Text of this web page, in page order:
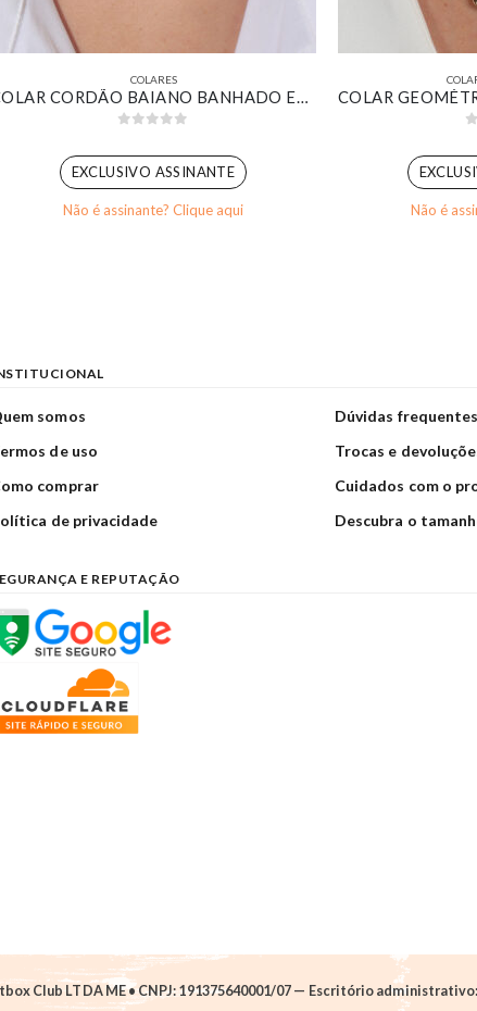
COLARES
COLAR CORDÃO BAIANO BANHADO EM OURO 18K
EXCLUSIVO ASSINANTE
Não é assinante? Clique aqui Não é
somos
de uso
comprar
de privacidade
Dúvidas frequentes
Trocas e
Cuidados com o
Descubra o
E REPUTAÇÃO
Club LTDA ME • CNPJ: 191375640001/07 — Escritório administrativo: